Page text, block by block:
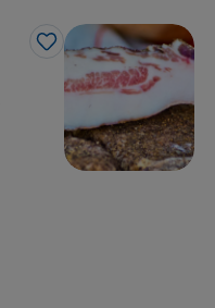
J’aime